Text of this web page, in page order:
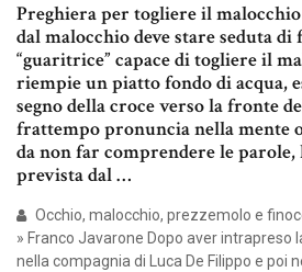
Preghiera per togliere il
dal malocchio deve stare seduta
“guaritrice” capace di togliere il
riempie un piatto fondo di acqua,
segno della croce verso la fronte
frattempo pronuncia nella mente
da non far comprendere le
prevista dal …
Occhio, malocchio, prezzemolo e
» Franco Javarone Dopo aver intrapreso
nella compagnia di Luca De Filippo e poi